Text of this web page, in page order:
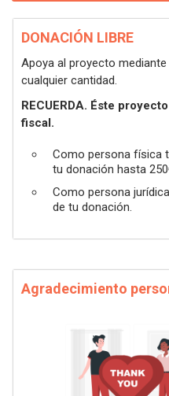
DONACIÓN LIBRE
Apoya al proyecto
cualquier cantidad.
RECUERDA. Éste
fiscal.
Como persona física
tu donación hasta
Como persona
de tu donación.
Agradecimiento